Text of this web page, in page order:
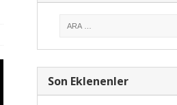
Son Eklenenler